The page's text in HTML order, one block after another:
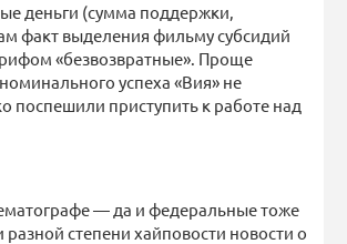
деньги (сумма поддержки,
факт выделения фильму субсидий
«безвозвратные». Проще
успеха «Вия» не
поспешили приступить к работе над
— да и федеральные тоже
степени хайповости новости о